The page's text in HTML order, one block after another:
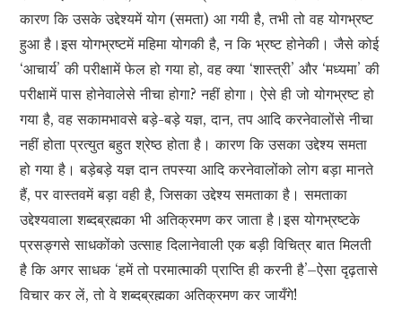
कारण कि उसके उद्देश्यमें योग (समता) आ गयी है, तभी तो वह योगभ्रष्ट
हुआ है।इस योगभ्रष्टमें महिमा योगकी है, न कि भ्रष्ट होनेकी। जैसे कोई
‘आचार्य’ की परीक्षामें फेल हो गया हो, वह क्या ‘शास्त्री’ और ‘मध्यमा’ की
परीक्षामें पास होनेवालेसे नीचा होगा? नहीं होगा। ऐसे ही जो योगभ्रष्ट हो
गया है, वह सकामभावसे बड़े-बड़े यज्ञ, दान, तप आदि करनेवालोंसे नीचा
नहीं होता प्रत्युत बहुत श्रेष्ठ होता है। कारण कि उसका उद्देश्य समता
हो गया है। बड़ेबड़े यज्ञ दान तपस्या आदि करनेवालोंको लोग बड़ा मानते
हैं, पर वास्तवमें बड़ा वही है, जिसका उद्देश्य समताका है। समताका
उद्देश्यवाला शब्दब्रह्मका भी अतिक्रमण कर जाता है।इस योगभ्रष्टके
प्रसङ्गसे साधकोंको उत्साह दिलानेवाली एक बड़ी विचित्र बात मिलती
है कि अगर साधक ‘हमें तो परमात्माकी प्राप्ति ही करनी है’–ऐसा दृढ़तासे
विचार कर लें, तो वे शब्दब्रह्मका अतिक्रमण कर जायँगे!